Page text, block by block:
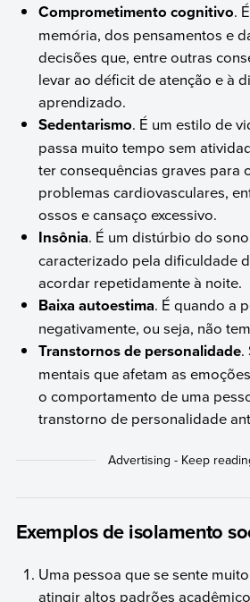
Comprometimento cognitivo.
memória, dos pensamentos e
decisões que, entre outras
levar ao déficit de atenção e à
aprendizado.
Sedentarismo. É um estilo de
passa muito tempo sem
ter consequências graves para
problemas cardiovasculares,
ossos e cansaço excessivo.
Insônia. É um distúrbio do
caracterizado pela dificuldade
acordar repetidamente à noite.
Baixa autoestima. É quando a
negativamente, ou seja, não
Transtornos de personalidade.
mentais que afetam as
o comportamento de uma
transtorno de personalidade
Exemplos de isolamento
Uma pessoa que se sente
atingir altos padrões